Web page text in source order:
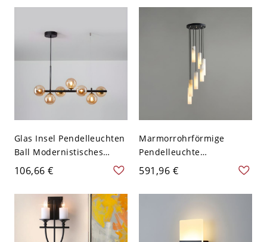
Bedroom, 12"/16"/19.5" W
Glas Insel Pendelleuchten
Ball Modernistisches
Restaurant Bar
Pendelleuchte - 110V-120V
Schwarz 7 Bernstein
106,66 €
Marmorrohrförmige
Pendelleuchte
minimalistisches weißes
Hängeleuchtengerät für
Schlafzimmer - 110V-120V
591,96 €